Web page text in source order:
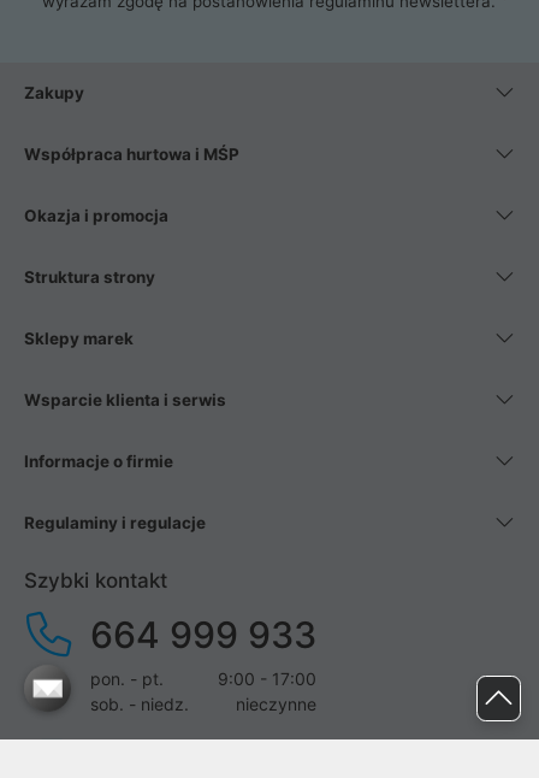
Zakupy
Współpraca hurtowa i MŚP
Okazja i promocja
Struktura strony
Sklepy marek
Wsparcie klienta i serwis
Informacje o firmie
Regulaminy i regulacje
Szybki kontakt
664 999 933
pon. - pt.
9:00 - 17:00
sob. - niedz.
nieczynne